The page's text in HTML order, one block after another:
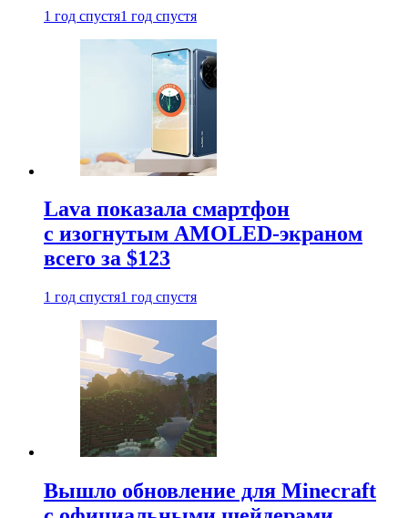
1 год спустя1 год спустя
Lava показала смартфон
с изогнутым AMOLED-экраном
всего за $123
1 год спустя1 год спустя
Вышло обновление для Minecraft